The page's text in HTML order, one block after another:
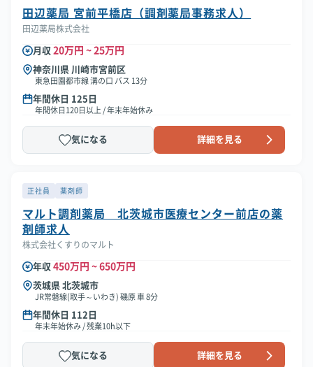
田辺薬局 宮前平橋店（調剤薬局事務求人）
田辺薬局株式会社
月収 20万円 ~ 25万円
神奈川県 川崎市宮前区
東急田園都市線 溝の口 バス 13分
年間休日 125日
年間休日120日以上 / 年末年始休み
気になる 詳細を見る
正社員 薬剤師
マルト調剤薬局 北茨城市医療センター前店の薬
剤師求人
株式会社くすりのマルト
年収 450万円 ~ 650万円
茨城県 北茨城市
JR常磐線(取手～いわき) 磯原 車 8分
年間休日 112日
年末年始休み / 残業10h以下
気になる 詳細を見る